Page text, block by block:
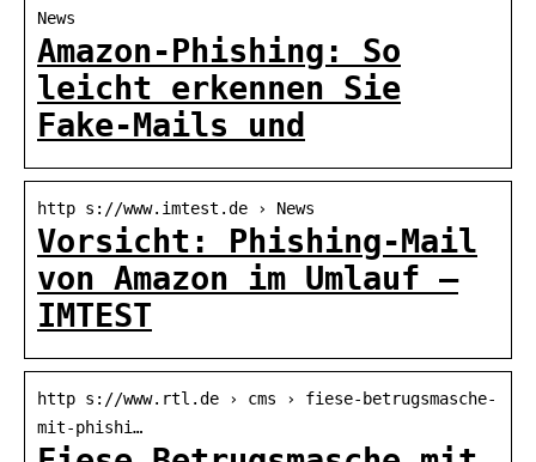
News
Amazon-Phishing: So
leicht erkennen Sie
Fake-Mails und
http s://www.imtest.de › News
Vorsicht: Phishing-Mail
von Amazon im Umlauf –
IMTEST
http s://www.rtl.de › cms › fiese-betrugsmasche-
mit-phishi…